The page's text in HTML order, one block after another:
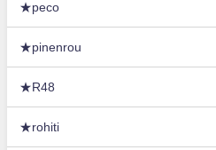
★peco
★pinenrou
★R48
★rohiti